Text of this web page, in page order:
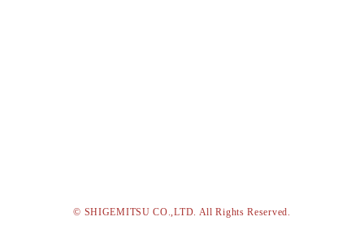
© SHIGEMITSU CO.,LTD. All Rights Reserved.